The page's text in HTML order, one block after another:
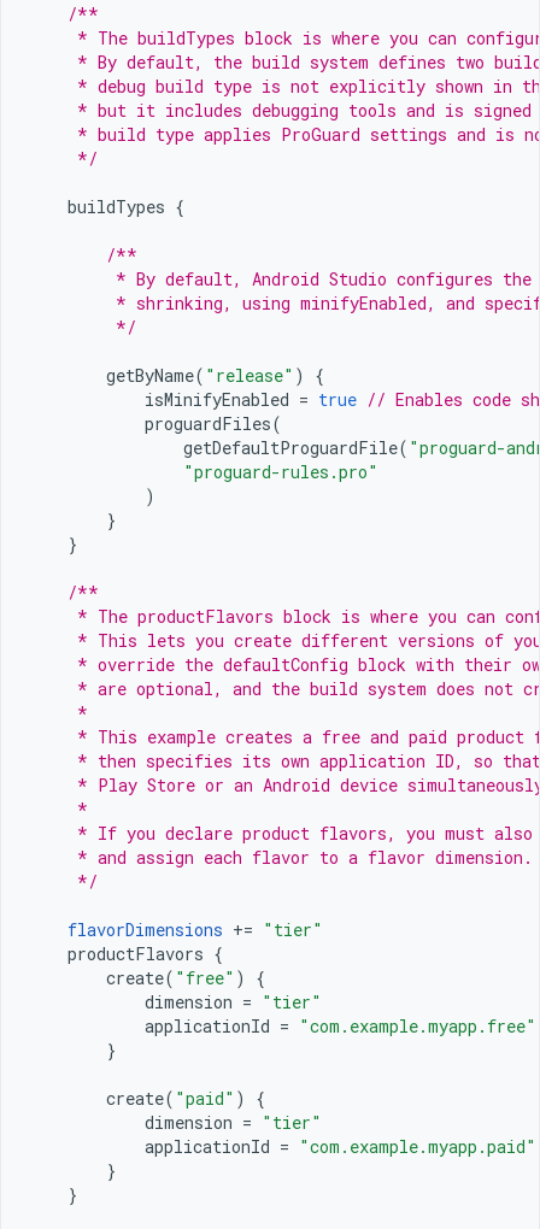
/**
* The buildTypes block is where you can
* By default, the build system defines two
* debug build type is not explicitly shown in
* but it includes debugging tools and is
* build type applies ProGuard settings and is
     */
buildTypes {
/**
* By default, Android Studio configures
* shrinking, using minifyEnabled, and
         */
getByName( "release" )
{
isMinifyEnabled = true // Enables code
proguardFiles(
getDefaultProguardFile( "proguard-
"proguard-rules.pro"
)
}
}
/**
* The productFlavors block is where you can
* This lets you create different versions of
* override the defaultConfig block with their
* are optional, and the build system does not
     *
* This example creates a free and paid product
* then specifies its own application ID, so
* Play Store or an Android device
     *
* If you declare product flavors, you must
     * and assign each flavor to a flavor dimension.
     */
flavorDimensions += "tier"
productFlavors {
create( "free" )
{
dimension = "tier"
applicationId = "com.example.myapp.free"
}
create( "paid" )
{
dimension = "tier"
applicationId = "com.example.myapp.paid"
}
}